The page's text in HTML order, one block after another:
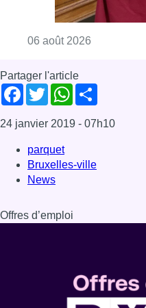
06 août 2026
Partager l'article
Facebook
TwitterWhatsApp
24 janvier 2019 - 07h10
parquet
Bruxelles-ville
News
Offres d’emploi